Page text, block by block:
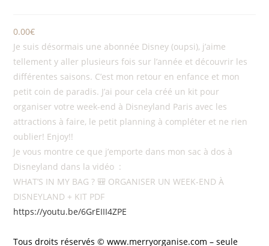
0.00€
Je suis désormais une abonnée Disney (oupsi), j’aime
tellement y aller plusieurs fois sur l’année et découvrir les
différentes saisons. C’est mon retour en enfance et mon
petit coin de paradis. J’ai pour cela créé un kit pour
organiser votre week-end à Disneyland Paris avec les
attractions à faire, le petit planning à compléter et ne rien
oublier! Enjoy!!
Je vous montre ce que j’emporte dans mon sac à dos à
Disneyland dans la vidéo :
WHAT’S IN MY BAG ? 🎒 ORGANISER UN WEEK-END À
DISNEYLAND + KIT PDF
https://youtu.be/6GrEIII4ZPE
Tous droits réservés ©www.merryorganise.com –seule